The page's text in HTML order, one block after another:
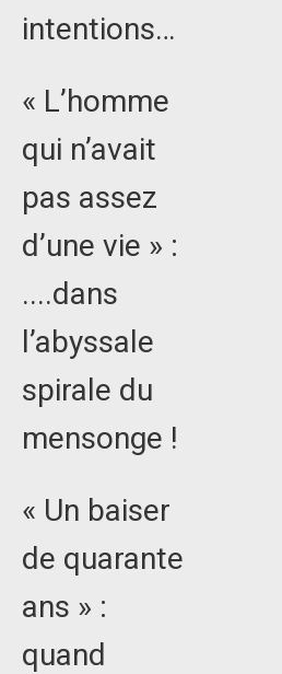
intentions…
« L’homme
qui n’avait
pas assez
d’une vie » :
....dans
l’abyssale
spirale du
mensonge !
« Un baiser
de quarante
ans » :
quand